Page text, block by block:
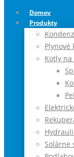
Domov
Produkty
Plynové
Kotly
Solárne